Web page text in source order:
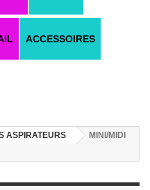
ACCESSOIRES
ASPIRATEURS
MINI/MIDI